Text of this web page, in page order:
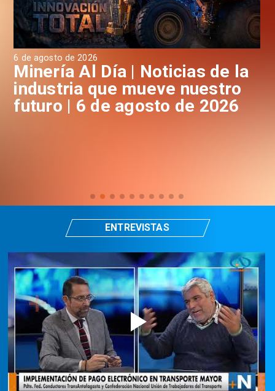
6 de agosto de 2026
Minería Al Día | Noticias de la
industria que mueve nuestro
futuro | 6 de agosto de 2026
ENTREVISTAS